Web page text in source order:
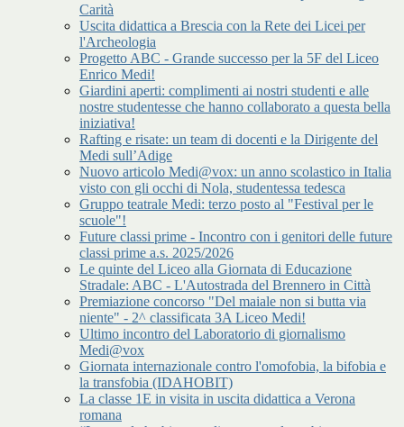
Carità
Uscita didattica a Brescia con la Rete dei Licei per
l'Archeologia
Progetto ABC - Grande successo per la 5F del Liceo
Enrico Medi!
Giardini aperti: complimenti ai nostri studenti e alle
nostre studentesse che hanno collaborato a questa bella
iniziativa!
Rafting e risate: un team di docenti e la Dirigente del
Medi sull’Adige
Nuovo articolo Medi@vox: un anno scolastico in Italia
visto con gli occhi di Nola, studentessa tedesca
Gruppo teatrale Medi: terzo posto al "Festival per le
scuole"!
Future classi prime - Incontro con i genitori delle future
classi prime a.s. 2025/2026
Le quinte del Liceo alla Giornata di Educazione
Stradale: ABC - L'Autostrada del Brennero in Città
Premiazione concorso "Del maiale non si butta via
niente" - 2^ classificata 3A Liceo Medi!
Ultimo incontro del Laboratorio di giornalismo
Medi@vox
Giornata internazionale contro l'omofobia, la bifobia e
la transfobia (IDAHOBIT)
La classe 1E in visita in uscita didattica a Verona
romana